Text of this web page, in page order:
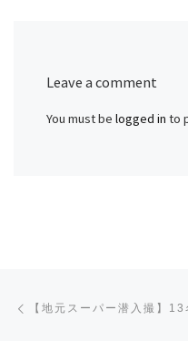
Leave a comment
You must belogged in to